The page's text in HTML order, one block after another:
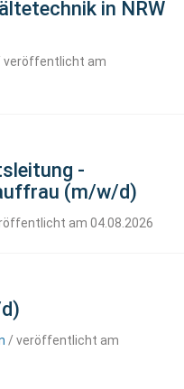
in NRW
veröffentlicht am
-
(m/w/d)
am 04.08.2026
/ veröffentlicht am